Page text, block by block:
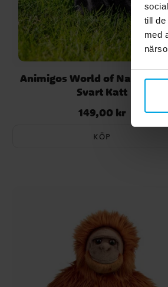
till
med
Animigos World of Nature
Svart Katt
Pris:149,00 kr
149,00 kr
KÖP